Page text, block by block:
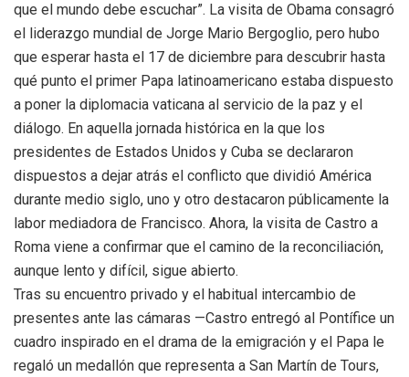
que el mundo debe escuchar”. La visita de Obama consagró
el liderazgo mundial de Jorge Mario Bergoglio, pero hubo
que esperar hasta el 17 de diciembre para descubrir hasta
qué punto el primer Papa latinoamericano estaba dispuesto
a poner la diplomacia vaticana al servicio de la paz y el
diálogo. En aquella jornada histórica en la que los
presidentes de Estados Unidos y Cuba se declararon
dispuestos a dejar atrás el conflicto que dividió América
durante medio siglo, uno y otro destacaron públicamente la
labor mediadora de Francisco. Ahora, la visita de Castro a
Roma viene a confirmar que el camino de la reconciliación,
aunque lento y difícil, sigue abierto.
Tras su encuentro privado y el habitual intercambio de
presentes ante las cámaras —Castro entregó al Pontífice un
cuadro inspirado en el drama de la emigración y el Papa le
regaló un medallón que representa a San Martín de Tours,